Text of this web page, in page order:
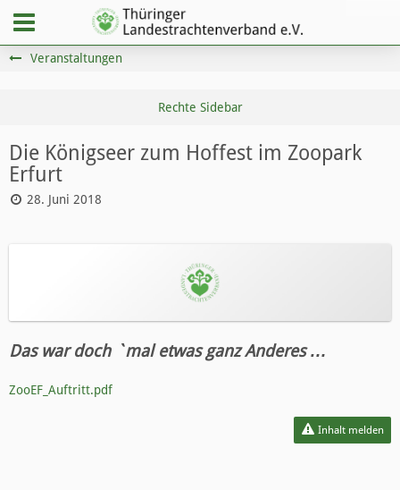
Veranstaltungen
Die Königseer zum Hoffest im Zoopark
Erfurt
28. Juni 2018
Das war doch `mal etwas ganz Anderes …
ZooEF_Auftritt.pdf
Inhalt melden